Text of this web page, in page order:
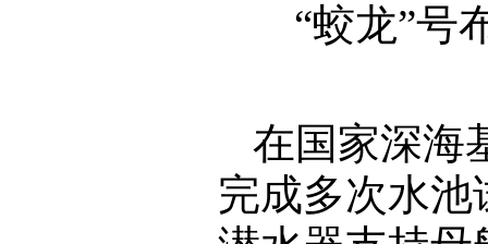
“蛟龙”号
在国家深海
完成多次水池